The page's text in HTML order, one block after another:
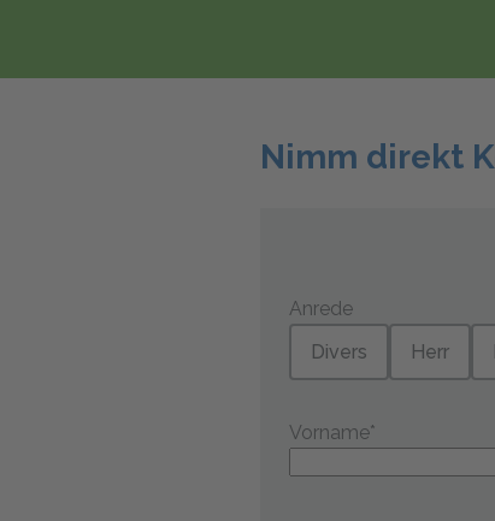
Nimm direkt
Anrede
Divers
Herr
Vorname*